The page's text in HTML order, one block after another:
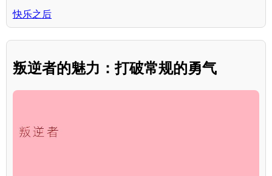
快乐之后
叛逆者的魅力：打破常规的勇气